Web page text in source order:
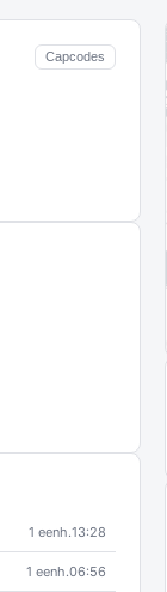
Capcodes
1 eenh.13:28
1 eenh.06:56